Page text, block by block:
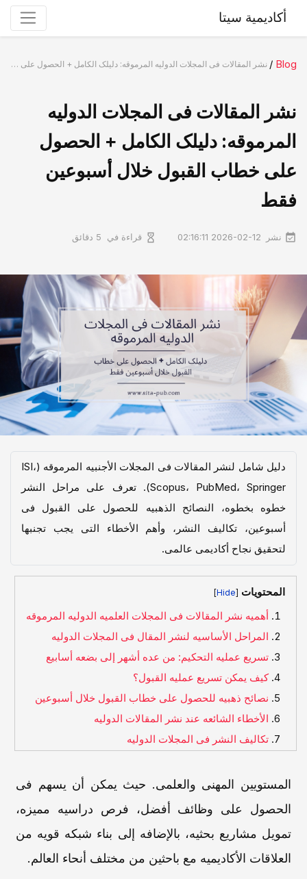
أكاديمية سيتا
Blog
/ نشر المقالات فی المجلات الدولیه المرموقه: دلیلک الکامل + الحصول على خطاب القبول خلال أسبوعین فقط
نشر المقالات فی المجلات الدولیه
المرموقه: دلیلک الکامل + الحصول
على خطاب القبول خلال أسبوعین
فقط
نشر 2026-02-12 02:16:11 قراءة في 5 دقائق
دلیل شامل لنشر المقالات فی المجلات الأجنبیه المرموقه (ISI،
Scopus، PubMed، Springer). تعرف على مراحل النشر
خطوه بخطوه، النصائح الذهبیه للحصول على القبول فی
أسبوعین، تکالیف النشر، وأهم الأخطاء التی یجب تجنبها
لتحقیق نجاح أکادیمی عالمی.
المحتويات [
]
أهمیه نشر المقالات فی المجلات العلمیه الدولیه المرموقه
المراحل الأساسیه لنشر المقال فی المجلات الدولیه
تسریع عملیه التحکیم: من عده أشهر إلى بضعه أسابیع
کیف یمکن تسریع عملیه القبول؟
نصائح ذهبیه للحصول على خطاب القبول خلال أسبوعین
الأخطاء الشائعه عند نشر المقالات الدولیه
تکالیف النشر فی المجلات الدولیه
المستویین المهنی والعلمی. حیث یمکن أن یسهم فی
الحصول على وظائف أفضل، فرص دراسیه ممیزه،
تمویل مشاریع بحثیه، بالإضافه إلى بناء شبکه قویه من
العلاقات الأکادیمیه مع باحثین من مختلف أنحاء العالم.